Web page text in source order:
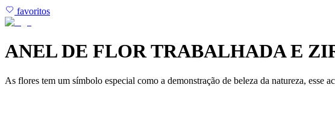
favoritos
ANEL DE FLOR TRABALHADA E
As flores tem um símbolo especial como a demonstração de beleza da natureza, esse